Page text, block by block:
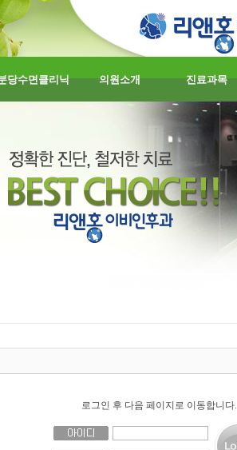
당수면클리닉 의원소개 진료과목
로그인 후 다음 페이지로 이동합니다.